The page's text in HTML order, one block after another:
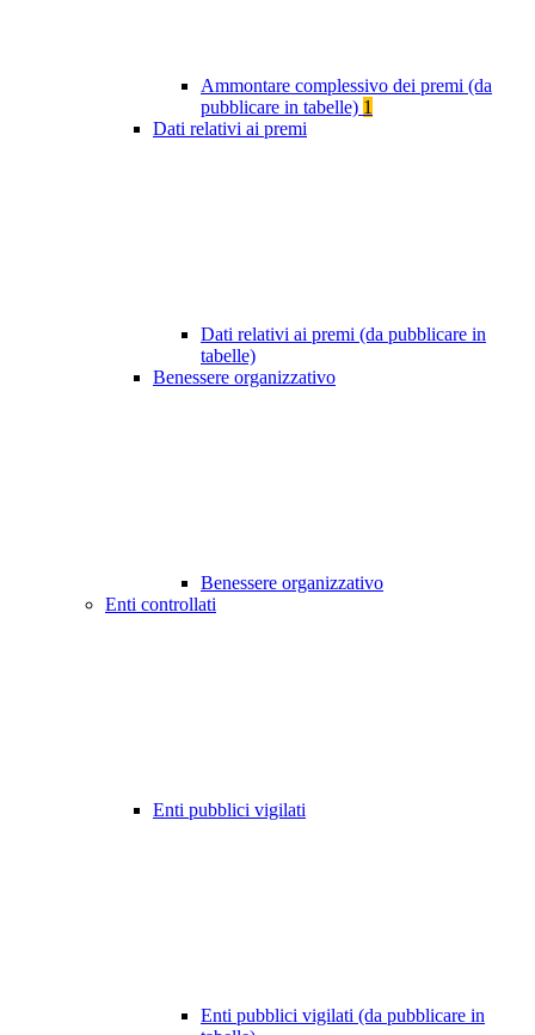
Ammontare complessivo dei premi (da
pubblicare in tabelle) 1
Dati relativi ai premi
Dati relativi ai premi (da pubblicare in
tabelle)
Benessere organizzativo
Benessere organizzativo
Enti controllati
Enti pubblici vigilati
Enti pubblici vigilati (da pubblicare in